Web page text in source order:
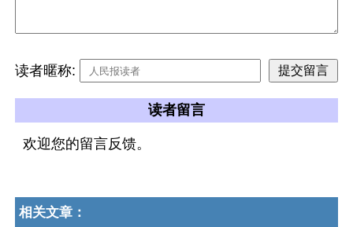
读者暱称:
读者留言
欢迎您的留言反馈。
相关文章：